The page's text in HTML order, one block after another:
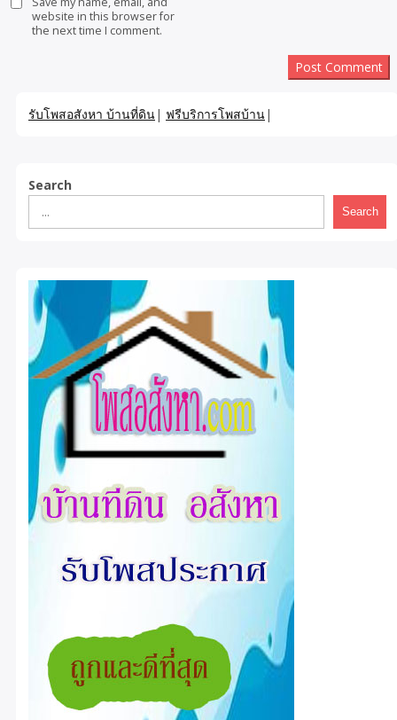
website in this browser for
the next time I comment.
รับโพสอสังหา บ้านที่ดิน| ฟรีบริการโพสบ้าน|
Search
Search